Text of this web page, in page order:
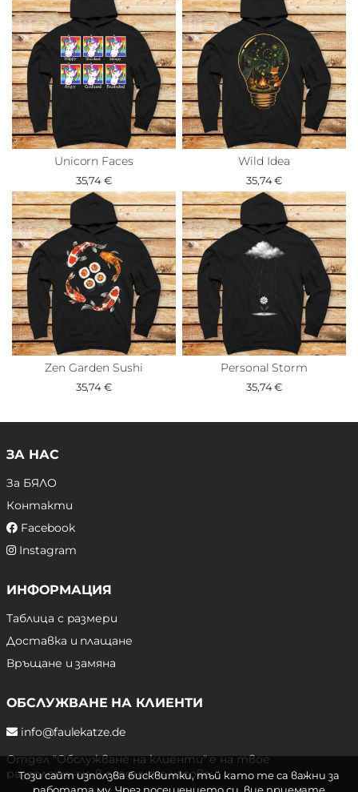
Unicorn Faces
35,74 €
Wild Idea
35,74 €
Zen Garden Sushi
35,74 €
Personal Storm
35,74 €
ЗА НАС
За БЯЛО
Контакти
Facebook
Instagram
ИНФОРМАЦИЯ
Таблица с размери
Доставка и плащане
Връщане и замяна
ОБСЛУЖВАНЕ НА КЛИЕНТИ
info@faulekatze.de
Отдел "Обслужване на клиенти" е на твое
разположение в следните часове:
Този сайт използва бисквитки, тъй като те са важни за